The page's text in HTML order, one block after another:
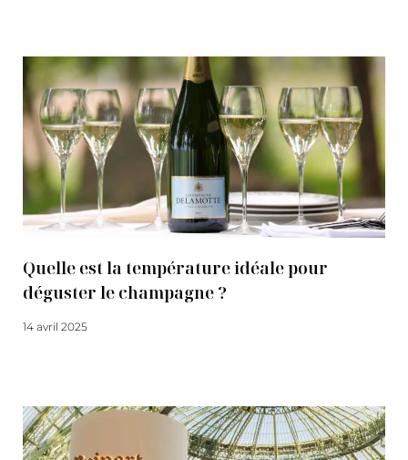
Quelle est la température idéale pour
déguster le champagne ?
14 avril 2025